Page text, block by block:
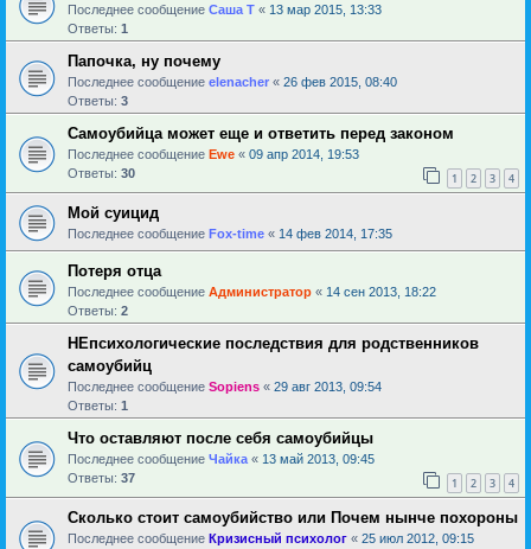
Последнее сообщение Саша Т « 13 мар 2015, 13:33
Ответы: 1
Папочка, ну почему
Последнее сообщение elenacher « 26 фев 2015, 08:40
Ответы: 3
Самоубийца может еще и ответить перед законом
Последнее сообщение Ewe « 09 апр 2014, 19:53
Ответы: 30 1 2 3 4
Мой суицид
Последнее сообщение Fox-time « 14 фев 2014, 17:35
Потеря отца
Последнее сообщение Администратор « 14 сен 2013, 18:22
Ответы: 2
НЕпсихологические последствия для родственников
самоубийц
Последнее сообщение Sopiens « 29 авг 2013, 09:54
Ответы: 1
Что оставляют после себя самоубийцы
Последнее сообщение Чайка « 13 май 2013, 09:45
Ответы: 37 1 2 3 4
Сколько стоит самоубийство или Почем нынче похороны
Последнее сообщение Кризисный психолог « 25 июл 2012, 09:15